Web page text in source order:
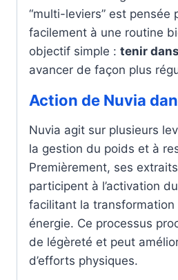
“multi-leviers” est pensée
facilement à une routine
objectif simple : tenir
avancer de façon plus
Action de Nuvia
Nuvia agit sur plusieurs
la gestion du poids et à
Premièrement, ses
participent à l’activation
facilitant la transformation
énergie. Ce processus
de légèreté et peut
d’efforts physiques.